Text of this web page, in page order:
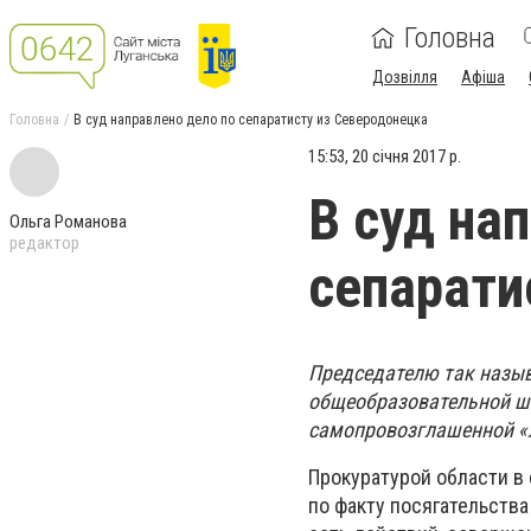
Головна
Дозвілля Афіша
Головна В суд направлено дело по сепаратисту из Северодонецка
Ольга Романова
редактор
15:53, 20 січня 2017 р.
В суд
Председателю так
общеобразовательной
самопровозглашенной
Прокуратурой области
по факту